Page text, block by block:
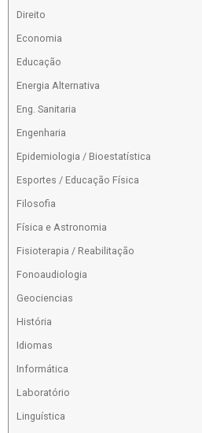
Direito
Economia
Educação
Energia Alternativa
Eng. Sanitaria
Engenharia
Epidemiologia / Bioestatística
Esportes / Educação Física
Filosofia
Física e Astronomia
Fisioterapia / Reabilitação
Fonoaudiologia
Geociencias
História
Idiomas
Informática
Laboratório
Linguística